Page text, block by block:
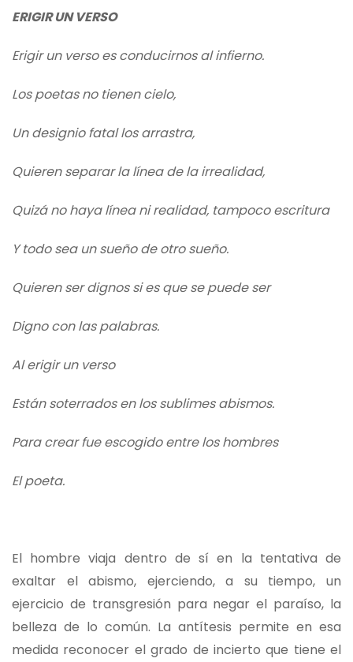
ERIGIR UN VERSO
Erigir un verso es conducirnos al infierno.
Los poetas no tienen cielo,
Un designio fatal los arrastra,
Quieren separar la línea de la irrealidad,
Quizá no haya línea ni realidad, tampoco escritura
Y todo sea un sueño de otro sueño.
Quieren ser dignos si es que se puede ser
Digno con las palabras.
Al erigir un verso
Están soterrados en los sublimes abismos.
Para crear fue escogido entre los hombres
El poeta.
El hombre viaja dentro de sí en la tentativa de
exaltar el abismo, ejerciendo, a su tiempo, un
ejercicio de transgresión para negar el paraíso, la
belleza de lo común. La antítesis permite en esa
medida reconocer el grado de incierto que tiene el